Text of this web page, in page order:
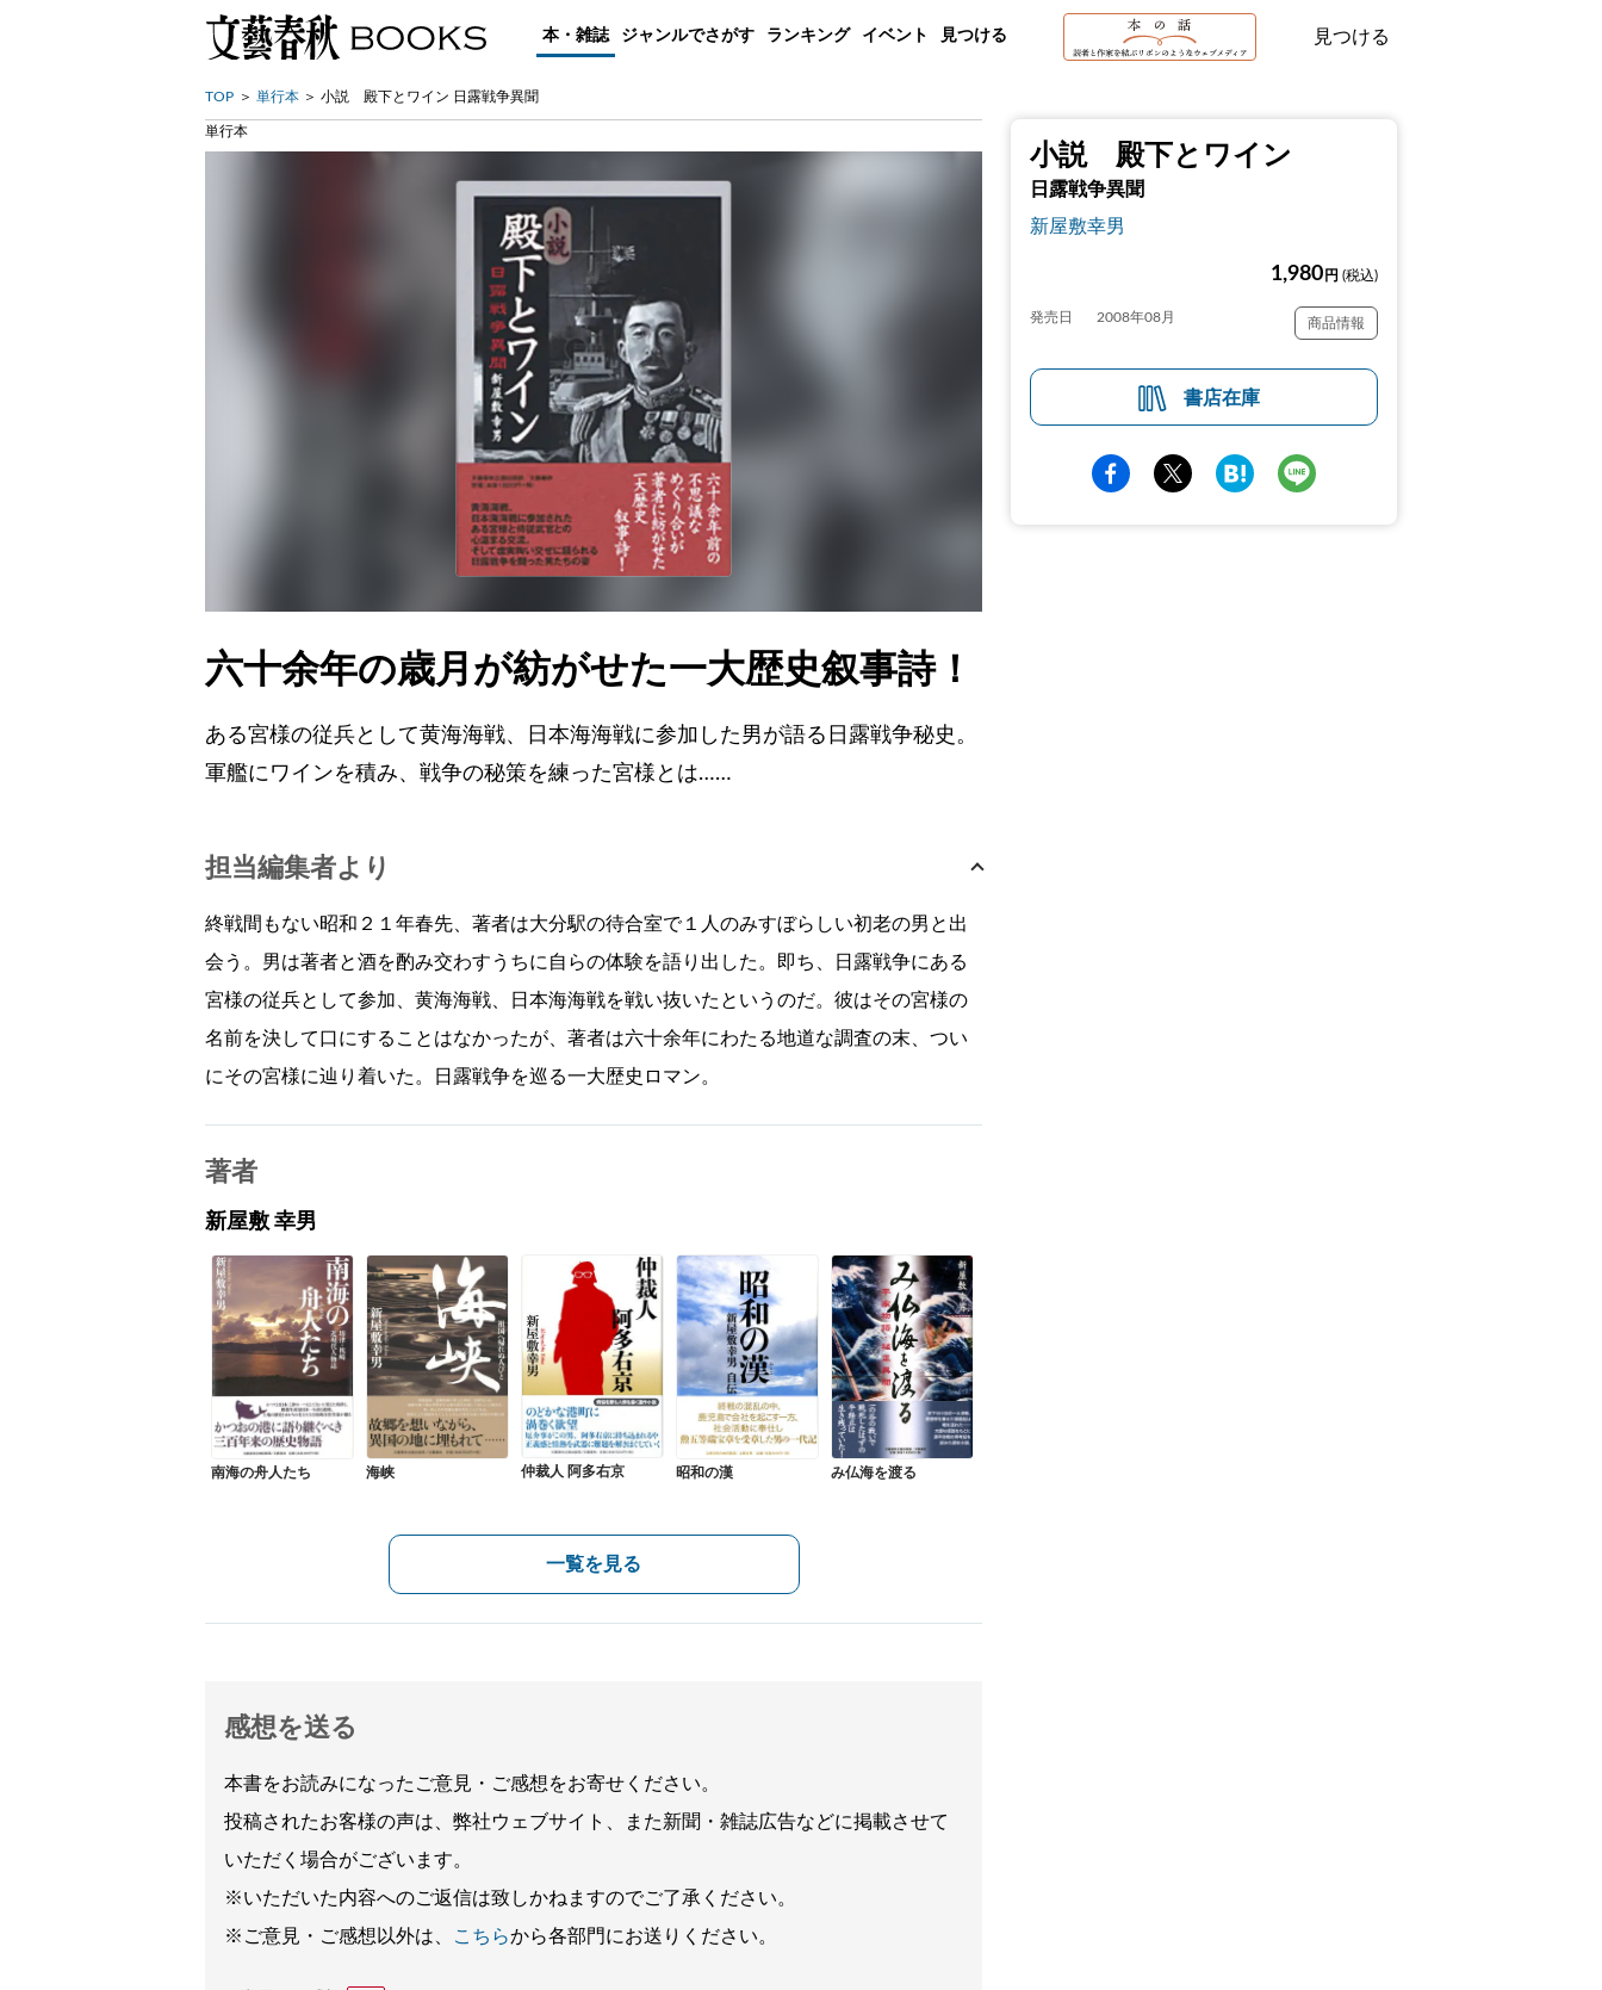
本・雑誌 ジャンルでさがす ランキング イベント 見つける 見つける
TOP 単行本 小説 殿下とワイン 日露戦争異聞
小説 殿下とワイン
日露戦争異聞
新屋敷幸男
1,980 円 (税込)
発売日 2008年08月 商品情報
書店在庫
単行本
六十余年の歳月が紡がせた一大歴史叙事詩！
ある宮様の従兵として黄海海戦、日本海海戦に参加した男が語る日露戦争秘史。
軍艦にワインを積み、戦争の秘策を練った宮様とは……
担当編集者より
終戦間もない昭和２１年春先、著者は大分駅の待合室で１人のみすぼらしい初老の男と出
会う。男は著者と酒を酌み交わすうちに自らの体験を語り出した。即ち、日露戦争にある
宮様の従兵として参加、黄海海戦、日本海海戦を戦い抜いたというのだ。彼はその宮様の
名前を決して口にすることはなかったが、著者は六十余年にわたる地道な調査の末、つい
にその宮様に辿り着いた。日露戦争を巡る一大歴史ロマン。
著者
新屋敷 幸男
南海の舟人たち 海峡 仲裁人 阿多右京 昭和の漢 み仏海を渡る
一覧を見る
感想を送る
本書をお読みになったご意見・ご感想をお寄せください。
投稿されたお客様の声は、弊社ウェブサイト、また新聞・雑誌広告などに掲載させて
いただく場合がございます。
※いただいた内容へのご返信は致しかねますのでご了承ください。
※ご意見・ご感想以外は、
こちらから各部門にお送りください。